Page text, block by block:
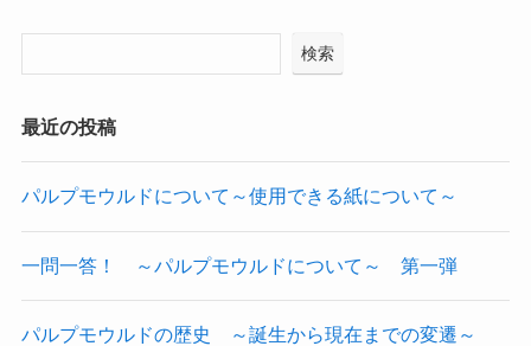
検索
最近の投稿
パルプモウルドについて～使用できる紙について～
一問一答！ ～パルプモウルドについて～ 第一弾
パルプモウルドの歴史 ～誕生から現在までの変遷～